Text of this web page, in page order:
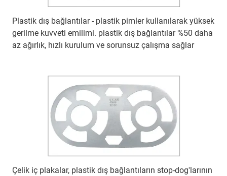
Plastik dış bağlantılar - plastik pimler kullanılarak yüksek
gerilme kuvveti emilimi. plastik dış bağlantılar %50 daha
az ağırlık, hızlı kurulum ve sorunsuz çalışma sağlar
Çelik iç plakalar, plastik dış bağlantıların stop-dog'larının